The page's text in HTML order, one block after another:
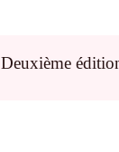
Deuxième